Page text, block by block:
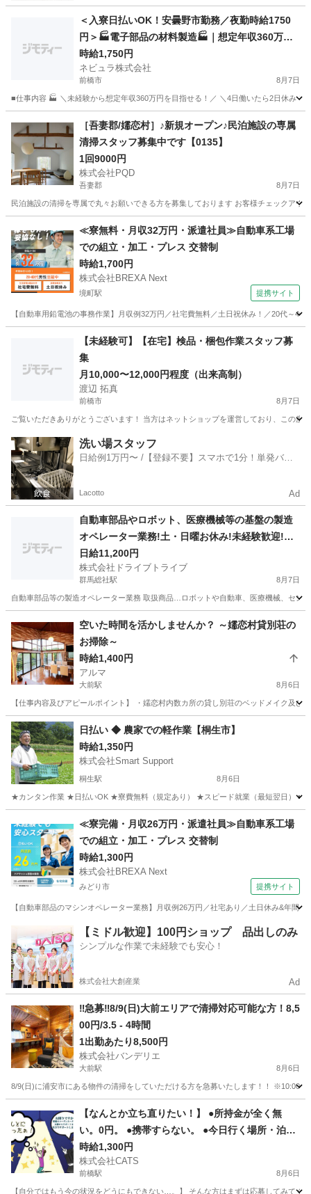
＜入寮日払いOK！安曇野市勤務／夜勤時給1750
円＞🏭電子部品の材料製造🏭｜想定年収360万円
｜日払いOK｜4勤2休｜長野県安曇野市【14110
6】
時給1,750円
ネビュラ株式会社
前橋市 8月7日
■仕事内容 🏭 ＼未経験から想定年収360万円を目指せる！／ ＼4日働いたら2日休み
軽作業 4勤2休
［吾妻郡/嬬恋村］♪新規オープン♪民泊施設の専属
清掃スタッフ募集中です【0135】
1回9000円
株式会社PQD
吾妻郡 8月7日
民泊施設の清掃を専属で丸々お願いできる方を募集しております お客様チェックア
清掃 スタッフ
≪寮無料・月収32万円・派遣社員≫自動車系工場
での組立・加工・プレス 交替制
時給1,700円
株式会社BREXA Next
境町駅 提携サイト
【自動車用鉛電池の事務作業】月収例32万円／社宅費無料／土日祝休み！／20代～
境町駅 その他
【未経験可】【在宅】検品・梱包作業スタッフ募
集
月10,000〜12,000円程度（出来高制）
渡辺 拓真
前橋市 8月7日
ご覧いただきありがとうございます！ 当方はネットショップを運営しており、この
群馬 前橋市 軽作業 スタッフ
洗い場スタッフ
日給例1万円〜 /【登録不要】スマホで1分！単発バイ
Lacotto Ad
自動車部品やロボット、医療機械等の基盤の製造
オペレーター業務!土・日曜お休み!未経験歓迎!D
R:HH035-01Y
日給11,200円
株式会社ドライブトライブ
群馬総社駅 8月7日
自動車部品等の製造オペレーター業務 取扱商品…ロボットや自動車、医療機械、セ
群馬総社駅 工場 自動車部品
空いた時間を活かしませんか？ ～嬬恋村貸別荘の
お掃除～
時給1,400円
アルマ
大前駅 8月6日
【仕事内容及びアピールポイント】 ・嬬恋村内数カ所の貸し別荘のベッドメイク及
群馬 吾妻郡 大前駅 清掃 別荘
日払い ◆ 農家での軽作業【桐生市】
時給1,350円
株式会社Smart Support
桐生駅 8月6日
★カンタン作業 ★日払いOK ★寮費無料（規定あり） ★スピード就業（最短翌日） ■
桐生駅 仕分け 雑草
≪寮完備・月収26万円・派遣社員≫自動車系工場
での組立・加工・プレス 交替制
時給1,300円
株式会社BREXA Next
みどり市 提携サイト
【自動車部品のマシンオペレーター業務】月収例26万円／社宅あり／土日休み&年
みどり市 その他
【ミドル歓迎】100円ショップ 品出しのみ
シンプルな作業で未経験でも安心！
株式会社大創産業 Ad
‼️急募‼️8/9(日)大前エリアで清掃対応可能な方！8,5
00円/3.5 - 4時間
1出勤あたり8,500円
株式会社バンデリエ
大前駅 8月6日
8/9(日)に浦安市にある物件の清掃をしていただける方を急募いたします！！
大前駅 清掃 スタッフ
【なんとか立ち直りたい！】 ●所持金が全く無
い。0円。 ●携帯すらない。 ●今日行く場所・泊る
ところが無い。即対応! 状況次第で支援もOK! こ
んな状況でも応募OK!! -前橋
時給1,300円
株式会社CATS
前橋駅 8月6日
【自分ではもう今の状況をどうにもできない…。】 そんな方はまずは応募してみて